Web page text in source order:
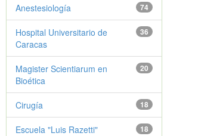
74
Anestesiología
36
Hospital Universitario de
Caracas
20
Magister Scientiarum en
Bioética
18
Cirugía
18
Escuela "Luis Razetti"